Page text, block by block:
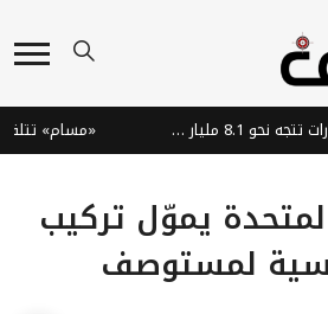
سوق السيارات الفاخرة في الإمارات تتجه نحو 8.1 مليار دولار بحلول 2035 «مسام» تتلف 1861 لغماً وذخيرة في ميدي اليمنية
يموّل تركيب
لمستوصف